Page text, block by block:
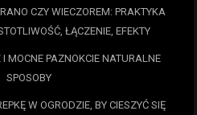
CZY WIECZOREM: PRAKTYKA
ŁĄCZENIE, EFEKTY
MOCNE PAZNOKCIE NATURALNE
SPOSOBY
W OGRODZIE, BY CIESZYĆ SIĘ